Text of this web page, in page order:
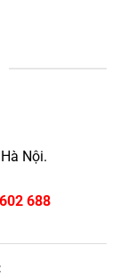
Nội.
688